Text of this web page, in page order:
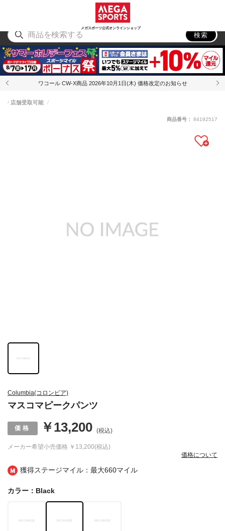
メガスポーツ公式オンラインショップ
アウトドア
検索
ワコール CW-X商品 2026年10月1日(木) 価格改定のお知らせ
獲得ステージマイル：最大660マイル
Columbia(コロンビア)
マスコマピークパンツ
店舗受取可能
メーカー希望小売価格 ￥13,200(税込)
￥13,200 (税込)
価格について
商品番号： 84192517
カラー：Black